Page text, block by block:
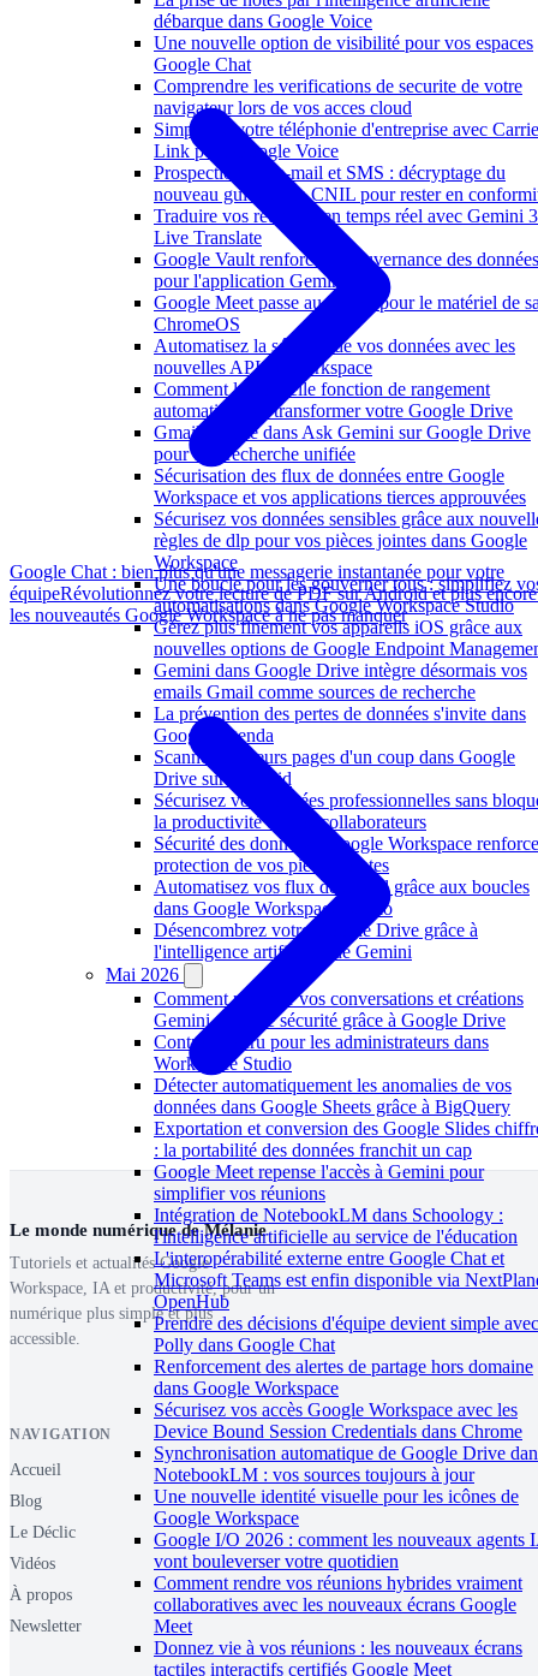
débarque dans Google Voice
Une nouvelle option de visibilité pour vos espaces
Google Chat
Comprendre les verifications de securite de votre
navigateur lors de vos acces cloud
Simplifiez votre téléphonie d'entreprise avec
Link pour Google Voice
Prospection par e-mail et SMS : décryptage du
nouveau guide de la CNIL pour rester en
Traduire vos réunions en temps réel avec Gemini
Live Translate
Google Vault renforce la gouvernance des données
pour l'application Gemini
Google Meet passe au 1080p pour le matériel de
ChromeOS
Automatisez la sécurité de vos données avec les
nouvelles API de Workspace
Comment la nouvelle fonction de rangement
automatique va transformer votre Google Drive
Gmail s'invite dans Ask Gemini sur Google Drive
pour une recherche unifiée
Sécurisation des flux de données entre Google
Workspace et vos applications tierces approuvées
Sécurisez vos données sensibles grâce aux
règles de dlp pour vos pièces jointes dans Google
Workspace
Une boucle pour les gouverner tous : simplifiez
automatisations dans Google Workspace Studio
Gérez plus finement vos appareils iOS grâce aux
nouvelles options de Google Endpoint
Gemini dans Google Drive intègre désormais vos
emails Gmail comme sources de recherche
La prévention des pertes de données s'invite dans
Google Agenda
Scanner plusieurs pages d'un coup dans Google
Drive sur Android
Sécurisez vos données professionnelles sans
la productivité de vos collaborateurs
Sécurité des données : Google Workspace
protection de vos pièces jointes
Automatisez vos flux de travail grâce aux boucles
dans Google Workspace Studio
Désencombrez votre Google Drive grâce à
l'intelligence artificielle de Gemini
Mai 2026
Comment partager vos conversations et créations
Gemini en toute sécurité grâce à Google Drive
Contrôle accru pour les administrateurs dans
Workspace Studio
Détecter automatiquement les anomalies de vos
données dans Google Sheets grâce à BigQuery
Exportation et conversion des Google Slides
: la portabilité des données franchit un cap
Google Meet repense l'accès à Gemini pour
simplifier vos réunions
Intégration de NotebookLM dans Schoology :
l'intelligence artificielle au service de l'éducation
L'interopérabilité externe entre Google Chat et
Microsoft Teams est enfin disponible via
OpenHub
Prendre des décisions d'équipe devient simple avec
Polly dans Google Chat
Renforcement des alertes de partage hors domaine
dans Google Workspace
Sécurisez vos accès Google Workspace avec les
Device Bound Session Credentials dans Chrome
Synchronisation automatique de Google Drive
NotebookLM : vos sources toujours à jour
Une nouvelle identité visuelle pour les icônes de
Google Workspace
Google I/O 2026 : comment les nouveaux agents
vont bouleverser votre quotidien
Comment rendre vos réunions hybrides vraiment
collaboratives avec les nouveaux écrans Google
Meet
Donnez vie à vos réunions : les nouveaux écrans
tactiles interactifs certifiés Google Meet
Google Chat : bien plus qu'une messagerie instantanée pour votre
équipeRévolutionnez votre lecture de PDF sur Android et plus
les nouveautés Google Workspace à ne pas manquer
Le monde numérique de Mélanie
Tutoriels et actualités Google
Workspace, IA et productivité, pour un
numérique plus simple et plus
accessible.
NAVIGATION
Accueil
Blog
Le Déclic
Vidéos
À propos
Newsletter